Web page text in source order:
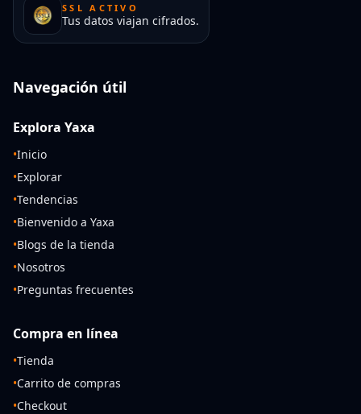
SSL ACTIVO
Tus datos viajan cifrados.
Navegación útil
Explora Yaxa
•Inicio
•Explorar
•Tendencias
•Bienvenido a Yaxa
•Blogs de la tienda
•Nosotros
•Preguntas frecuentes
Compra en línea
•Tienda
•Carrito de compras
•Checkout